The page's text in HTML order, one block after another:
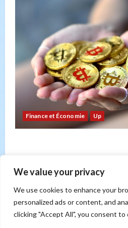
We value your privacy
We use cookies to enhance your
personalized ads or content, and
clicking "Accept All", you consent to
Finance et Économie Up
Sonia Hicheri 21 février 2026